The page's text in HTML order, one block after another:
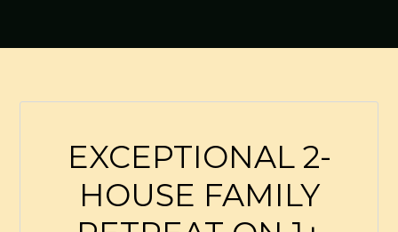
EXCEPTIONAL 2-
HOUSE FAMILY